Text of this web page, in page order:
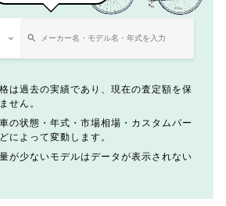
は過去の実績であり、現在の査定額を保
せん。
の状態・年式・市場相場・カスタムパー
によって変動します。
が少ないモデルはデータが表示されない